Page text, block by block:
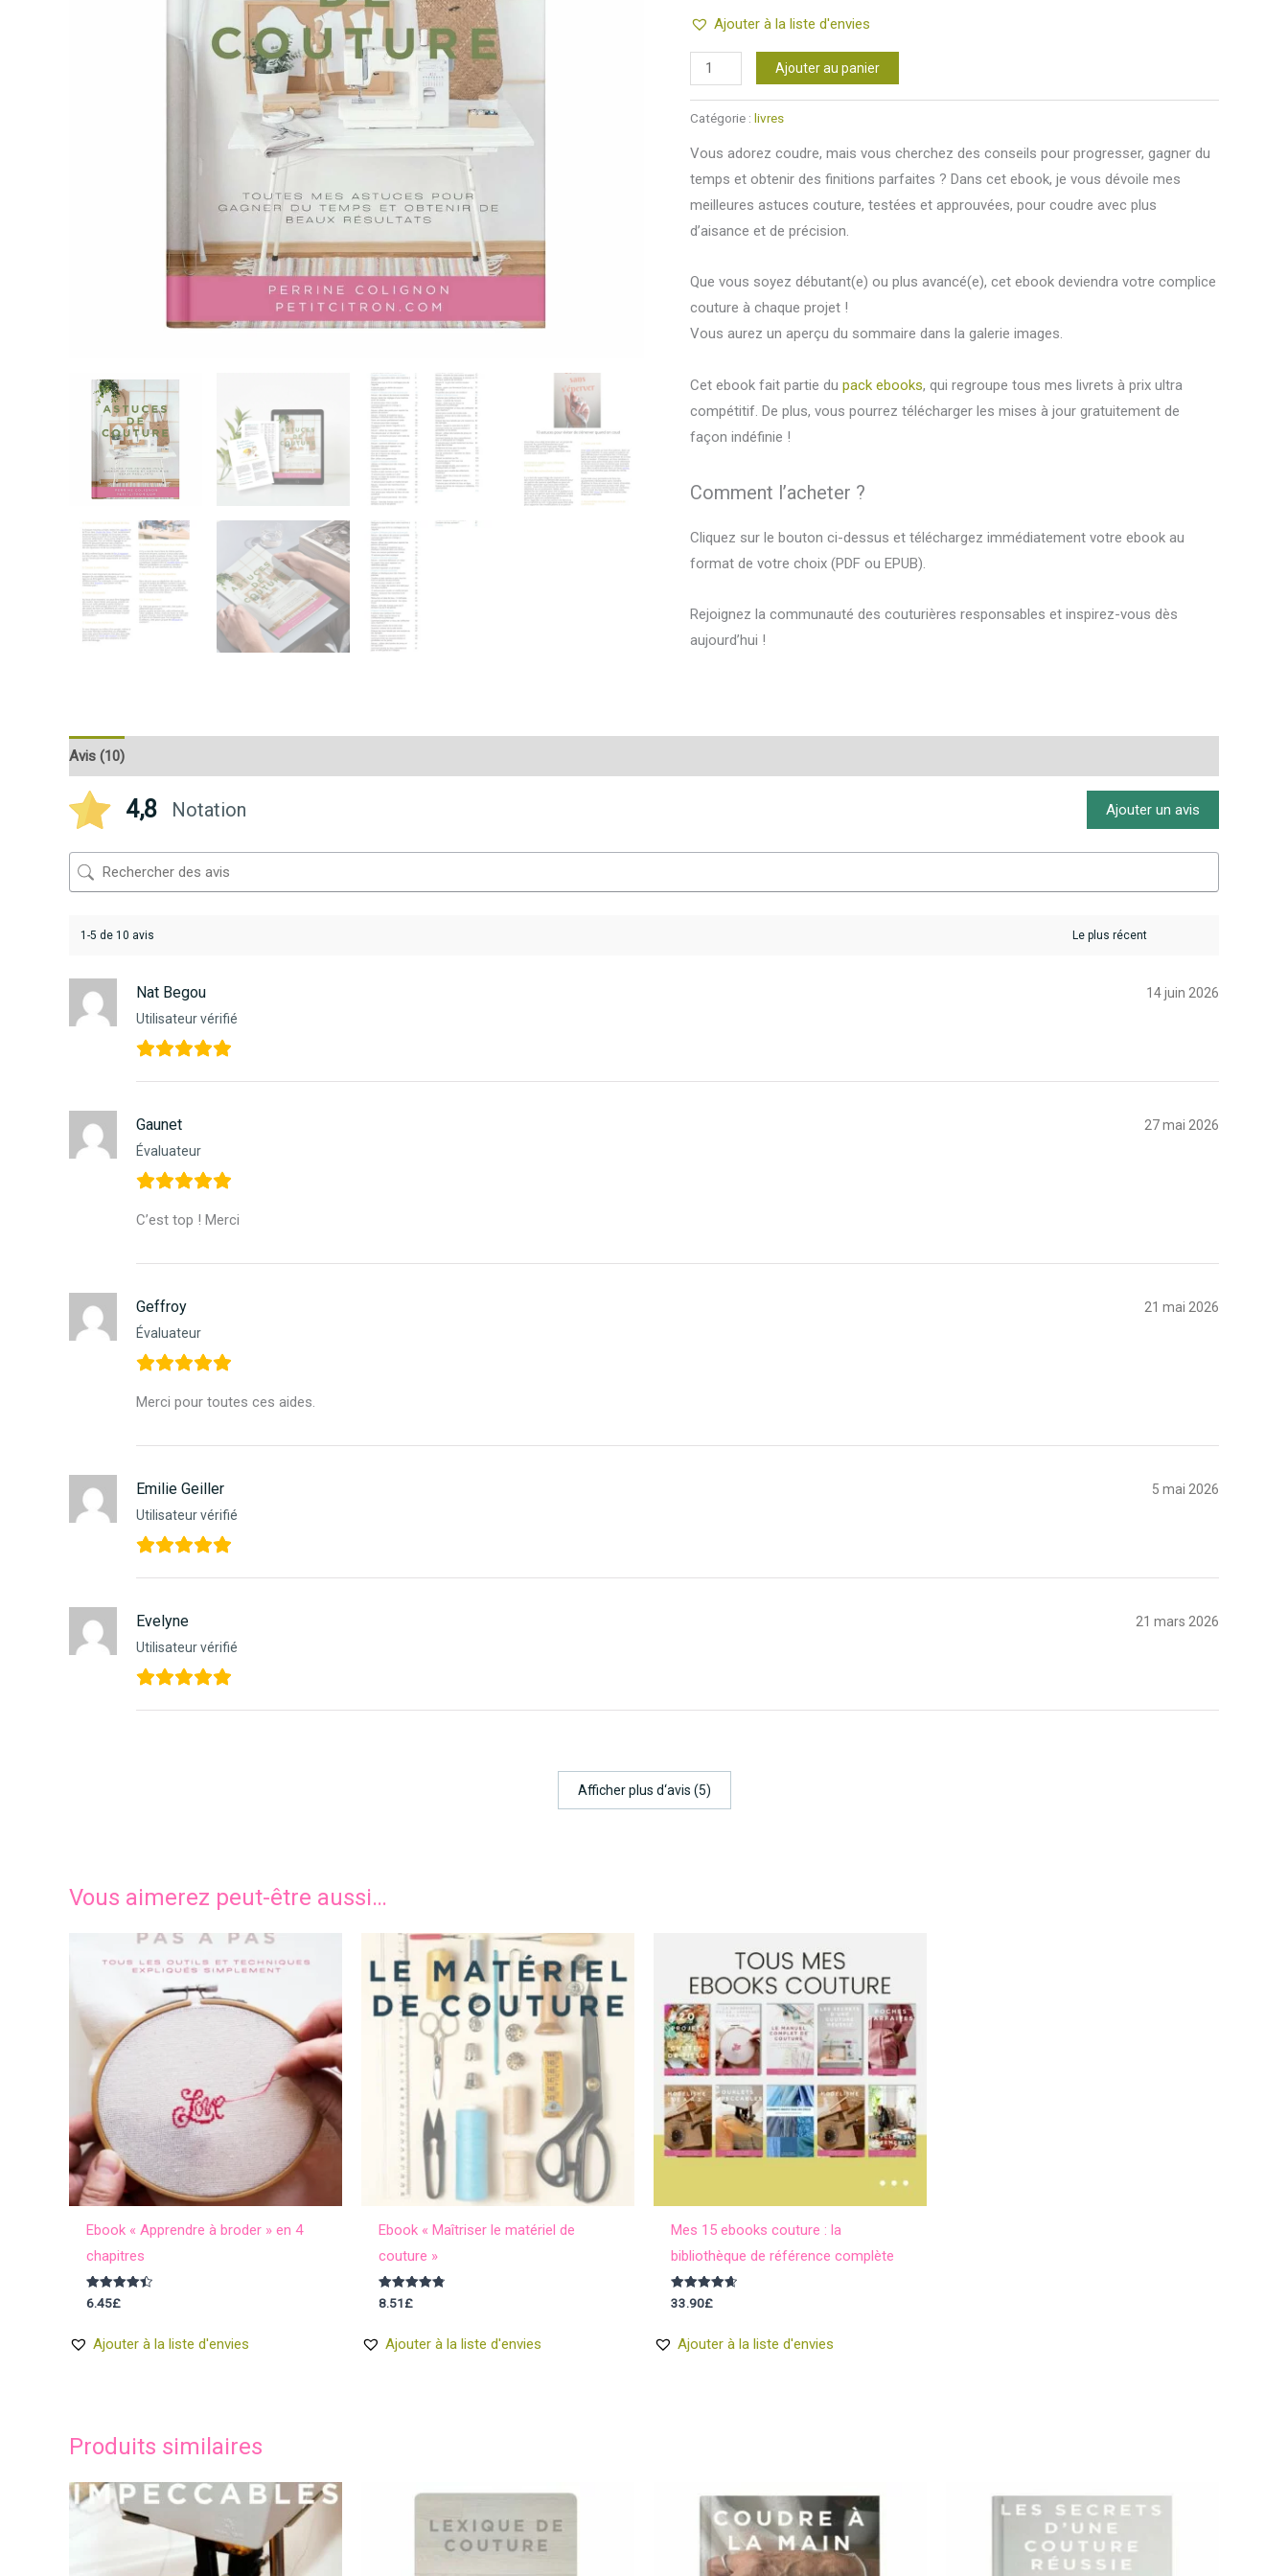
clientAjouter à la liste d'envies
quantité
de
Ebook
Ajouter au panier
Catégorie : livres
Vous adorez coudre, mais vous cherchez des conseils pour progresser, gagner du
temps et obtenir des finitions parfaites ? Dans cet ebook, je vous dévoile mes
meilleures astuces couture, testées et approuvées, pour coudre avec plus
d’aisance et de précision.
Que vous soyez débutant(e) ou plus avancé(e), cet ebook deviendra votre complice
couture à chaque projet !
Vous aurez un aperçu du sommaire dans la galerie images.
Cet ebook fait partie du pack ebooks, qui regroupe tous mes livrets à prix ultra
compétitif. De plus, vous pourrez télécharger les mises à jour gratuitement de
façon indéfinie !
Comment l’acheter ?
Cliquez sur le bouton ci-dessus et téléchargez immédiatement votre ebook au
format de votre choix (PDF ou EPUB).
Rejoignez la communauté des couturières responsables et inspirez-vous dès
aujourd’hui !
Avis (10)
4,8 Notation Ajouter un avis
1-5 de 10 avis
Nat Begou
Utilisateur vérifié
14 juin 2026
Gaunet
Évaluateur
27 mai 2026
C’est top ! Merci
Geffroy
Évaluateur
21 mai 2026
Merci pour toutes ces aides.
Emilie Geiller
Utilisateur vérifié
5 mai 2026
Evelyne
Utilisateur vérifié
21 mars 2026
Afficher plus d‘avis (5)
Vous aimerez peut-être aussi…
Ebook « Apprendre à broder » en 4
chapitres
Note
4.50
6.45£
Ajouter à la liste d'envies
Ebook « Maîtriser le matériel de
couture »
Note
4.83
8.51£
Ajouter à la liste d'envies
Mes 15 ebooks couture : la
bibliothèque de référence complète
Note
4.71
33.90£
Ajouter à la liste d'envies
Produits similaires